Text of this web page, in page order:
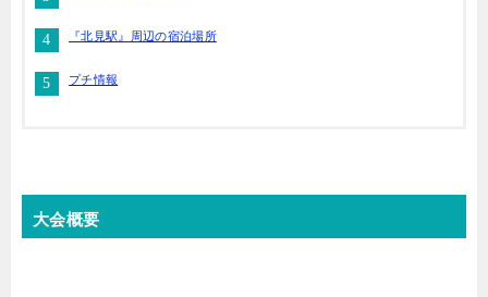
『北見駅』周辺の宿泊場所
プチ情報
大会概要